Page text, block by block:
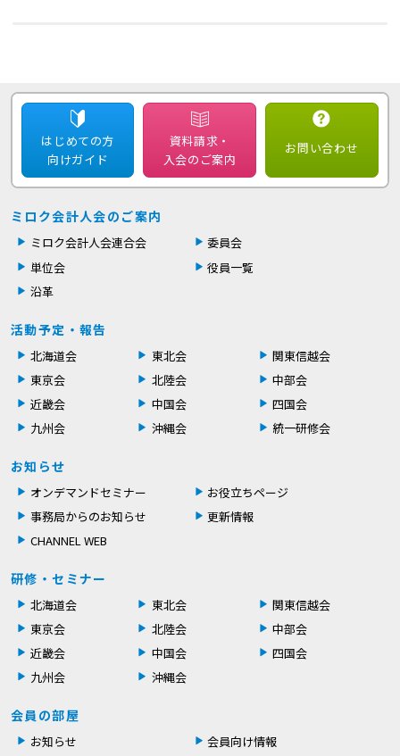
はじめての方
向けガイド
資料請求・
入会のご案内
お問い合わせ
ミロク会計人会のご案内
ミロク会計人会連合会
委員会
単位会
役員一覧
沿革
活動予定・報告
北海道会 東北会
関東信越会
東京会
北陸会
中部会
近畿会
中国会
四国会
九州会
沖縄会 統一研修会
お知らせ
オンデマンドセミナー
お役立ちページ
事務局からのお知らせ
更新情報
CHANNEL WEB
研修・セミナー
北海道会 東北会
関東信越会
東京会
北陸会
中部会
近畿会
中国会
四国会
九州会
沖縄会
会員の部屋
お知らせ 会員向け情報